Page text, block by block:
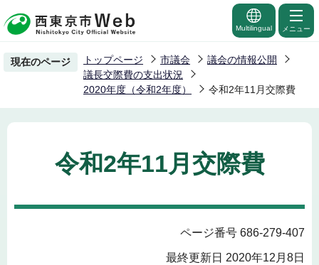
の
ー
の
先
Multilingual メニュー
現在のページ トップページ 市議会
議会の情報公開
議長交際費の支出状況
2020年度（令和2年度）
令和2年11月交際費
令和2年11月交際費
ページ番号 686-279-407
最終更新日 2020年12月8日